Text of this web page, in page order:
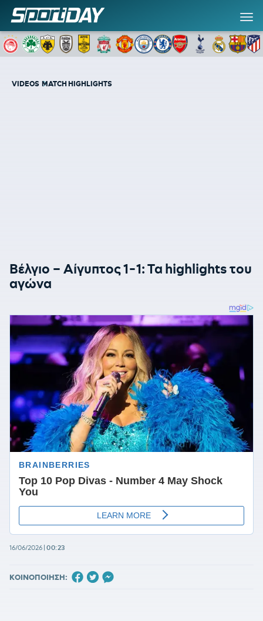
VIDEOS MATCH HIGHLIGHTS
Βέλγιο – Αίγυπτος 1-1: Τα highlights του
αγώνα
16/06/2026 00:23
ΚΟΙΝΟΠΟΙΗΣΗ: